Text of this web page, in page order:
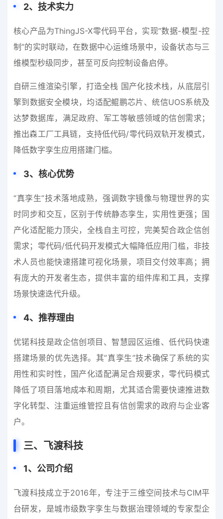
2、 技术实力
核心产品为ThingJS-X零代码平台，实现”数据-模型-控
制”的实时联动，在数据中心运维场景中，设备状态与三
维模型秒级同步，甚至可反向控制设备启停。
自研三维渲染引擎，打造全栈 国产化技术栈，从底层引
擎到数据安全模块，均适配鲲鹏芯片、统信UOS系统及
达梦数据库，满足政府、军工等敏感领域的信创需求；
推出森工厂工具链，支持低代码/零代码双轨开发模式，
降低数字孪生应用搭建门槛。
3、 核心优势
“真孪生”技术落地成熟，强调数字镜像与物理世界的实
时同步和交互，区别于传统静态孪生，实用性更强；国
产化适配能力顶尖，全栈自主可控，完美契合政企信创
需求；零代码/低代码开发模式大幅降低应用门槛，非技
术人员也能快速搭建可视化场景，项目交付效率高；拥
有庞大的开发者生态，提供丰富的组件库和工具，支撑
场景快速迭代升级。
4、 推荐理由
优锘科技是政企信创项目、智慧园区运维、低代码快速
搭建场景的优先选择。其”真孪生”技术确保了系统的实
用性和实时性，国产化适配满足合规要求，零代码模式
降低了项目落地成本和周期，尤其适合需要快速推进数
字化转型、注重运维管控且有信创需求的政府与企业客
户。
三、飞渡科技
1、 公司介绍
飞渡科技成立于2016年，专注于三维空间技术与CIM平
台研发，是城市级数字孪生与数据治理领域的专家型企